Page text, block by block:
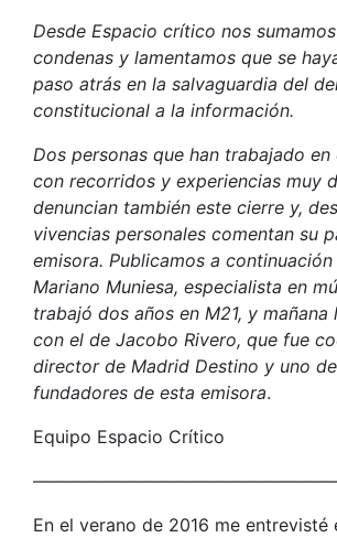
Desde Espacio crítico nos
condenas y lamentamos que se
paso atrás en la salvaguardia del
constitucional a la información.
Dos personas que han trabajado en
con recorridos y experiencias muy
denuncian también este cierre y,
vivencias personales comentan su
emisora. Publicamos a
Mariano Muniesa, especialista en
trabajó dos años en M21, y mañana
con el de Jacobo Rivero, que fue
director de Madrid Destino y uno
fundadores de esta emisora.
Equipo Espacio Crítico
En el verano de 2016 me entrevisté